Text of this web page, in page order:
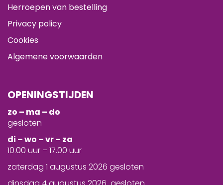
Herroepen van bestelling
Privacy policy
Cookies
Algemene voorwaarden
OPENINGSTIJDEN
zo – ma – do
gesloten
di – wo – vr – za
10.00 uur – 17.00 uur
zaterdag 1 augustus 2026 gesloten